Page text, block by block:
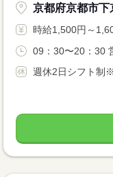
京都府京都市下
時給1,500円～
09：30〜20：30
週休2日シフト制